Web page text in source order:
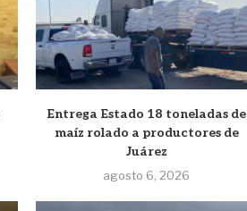
Entrega Estado 18 toneladas de
maíz rolado a productores de
Juárez
agosto 6, 2026